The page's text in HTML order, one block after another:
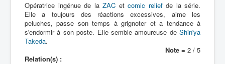
Opératrice ingénue de la ZAC et comic reliefde la série.
Elle a toujours des réactions excessives, aime les
peluches, passe son temps à grignoter et a tendance à
s'endormir à son poste. Elle semble amoureuse de Shin'ya
Takeda.
Note = 2 / 5
Relation(s) :